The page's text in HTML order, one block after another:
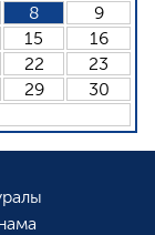
8
9
15
16
22
23
29
30